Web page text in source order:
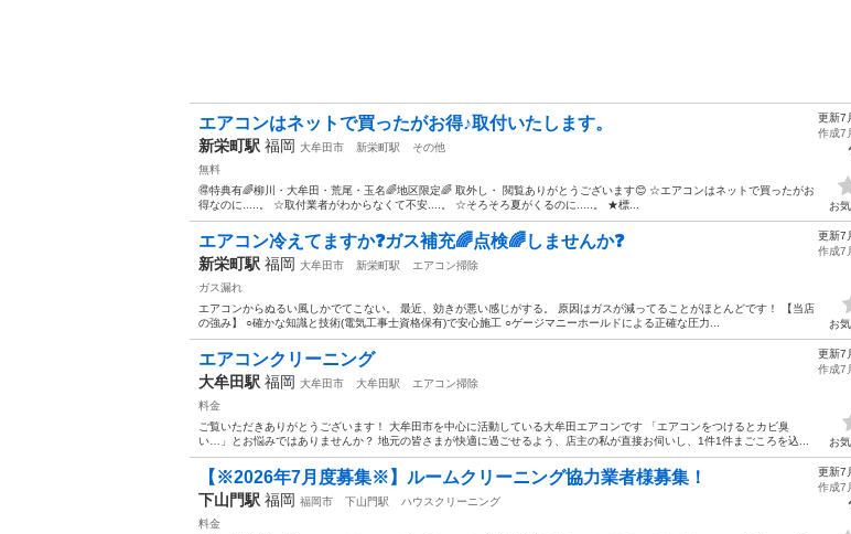
エアコンはネットで買ったがお得♪取付いたします。
新栄町駅 福岡 大牟田市 新栄町駅
その他
無料
🉐特典有🌈柳川・大牟田・荒尾・玉名🌈地区限定🌈 取外し・ 閲覧ありがとうございます😊 ☆エアコンはネットで買ったがお
得なのに.....。 ☆取付業者がわからなくて不安....。 ☆そろそろ夏がくるのに.....。 ★標...
更新7
作成7
お
エアコン冷えてますか❓ガス補充🌈点検🌈しませんか❓
新栄町駅 福岡 大牟田市 新栄町駅
エアコン掃除
ガス漏れ
エアコンからぬるい風しかでてこない。 最近、効きが悪い感じがする。 原因はガスが減ってることがほとんどです！ 【当店
の強み】 ○確かな知識と技術(電気工事士資格保有)で安心施工 ○ゲージマニーホールドによる正確な圧力...
更新7
作成7
お
エアコンクリーニング
大牟田駅 福岡 大牟田市 大牟田駅
エアコン掃除
料金
ご覧いただきありがとうございます！ 大牟田市を中心に活動している大牟田エアコンです 「エアコンをつけるとカビ臭
い…」とお悩みではありませんか？ 地元の皆さまが快適に過ごせるよう、店主の私が直接お伺いし、1件1件まごころを込...
更新7
作成7
お
【※2026年7月度募集※】ルームクリーニング協力業者様募集！
下山門駅 福岡 福岡市 下山門駅
ハウスクリーニング
料金
更新7
作成7